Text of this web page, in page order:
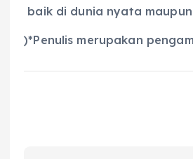
baik di dunia nyata
)*Penulis merupakan